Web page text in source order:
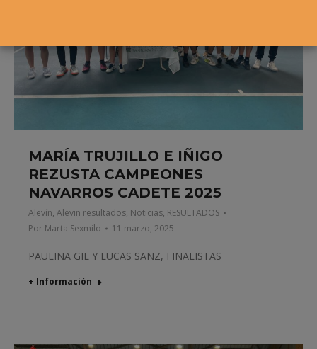
MARÍA TRUJILLO E IÑIGO
REZUSTA CAMPEONES
NAVARROS CADETE 2025
Alevín, Alevin resultados, Noticias, RESULTADOS
Por Marta Sexmilo 11 marzo, 2025
PAULINA GIL Y LUCAS SANZ, FINALISTAS
+ Información